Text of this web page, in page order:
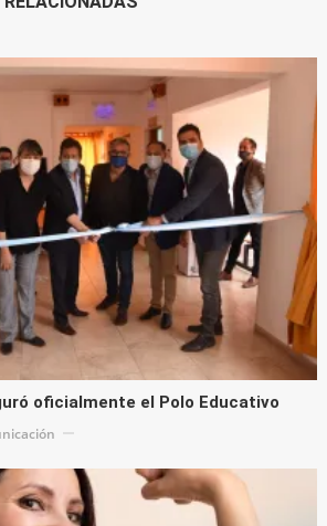
oficialmente el Polo Educativo